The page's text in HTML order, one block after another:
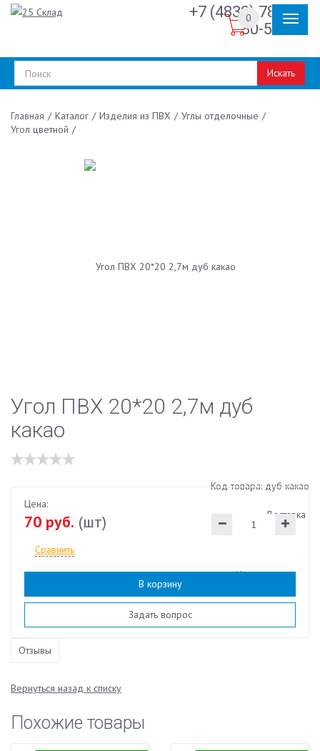
+7 (4832) 78-
30-50
Искать
0
Главная / Каталог / Изделия из ПВХ / Углы отделочные /
Угол цветной /
Угол ПВХ 20*20 2,7м дуб
какао
Наличие:есть
Код товара: дуб какао
Доставка
Цена:
70 руб. (шт)
Сравнить
В корзину
Задать вопрос
Отзывы
Вернуться назад к списку
Похожие товары